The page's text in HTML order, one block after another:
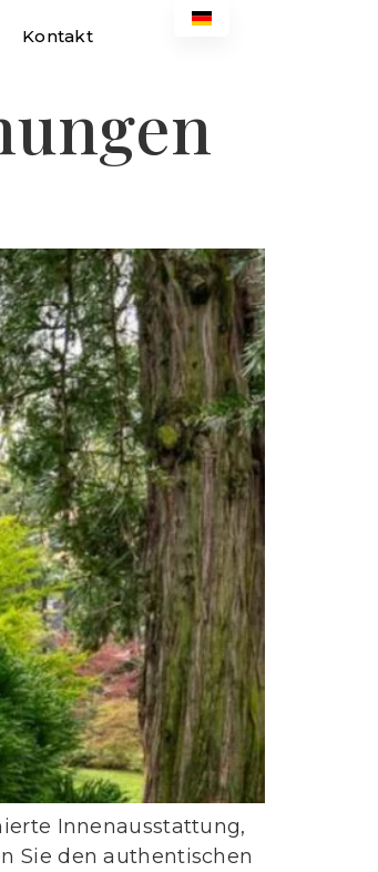
Kontakt
Innenausstattung,
Sie den authentischen